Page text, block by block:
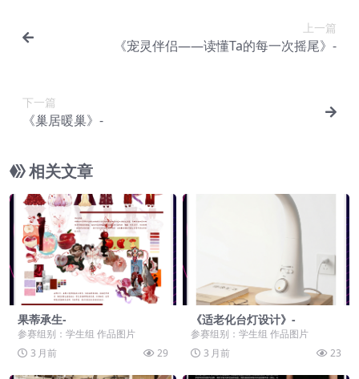
上一篇
《宠灵伴侣——读懂Ta的每一次摇尾》-
下一篇
《巢居暖巢》-
相关文章
果蒂承生-
参赛组别：学生组 作品图片
3 月前
29
《适老化台灯设计》-
参赛组别：学生组 作品图片
3 月前
23